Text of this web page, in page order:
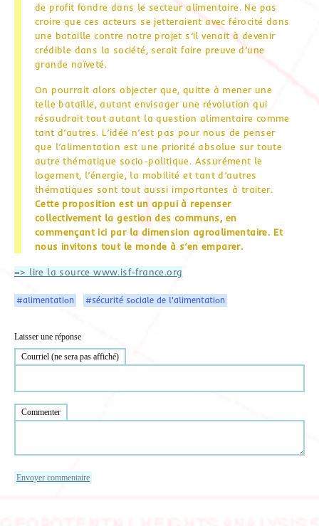
de profit fondre dans le secteur alimentaire. Ne pas
croire que ces acteurs se jetteraient avec férocité dans
une bataille contre notre projet s’il venait à devenir
crédible dans la société, serait faire preuve d’une
grande naïveté.
On pourrait alors objecter que, quitte à mener une
telle bataille, autant envisager une révolution qui
résoudrait tout autant la question alimentaire comme
tant d’autres. L’idée n’est pas pour nous de penser
que l’alimentation est une priorité absolue sur toute
autre thématique socio-politique. Assurément le
logement, l’énergie, la mobilité et tant d’autres
thématiques sont tout aussi importantes à traiter.
Cette proposition est un appui à repenser
collectivement la gestion des communs, en
commençant ici par la dimension agroalimentaire. Et
nous invitons tout le monde à s’en emparer.
=> lire la source www.isf-france.org
#alimentation #sécurité sociale de l'alimentation
Laisser une réponse
Courriel (ne sera pas affiché)
Commenter